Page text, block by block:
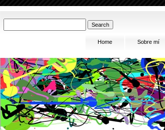
Home Sobre mí